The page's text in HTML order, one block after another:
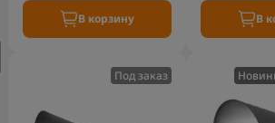
В корзину В
Под заказ